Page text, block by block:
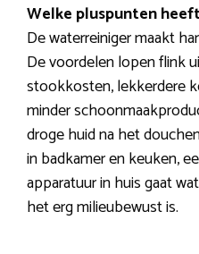
Welke pluspunten
De waterreiniger maakt
De voordelen lopen flink
stookkosten, lekkerdere
minder
droge huid na het
in badkamer en keuken,
apparatuur in huis gaat
het erg milieubewust is.